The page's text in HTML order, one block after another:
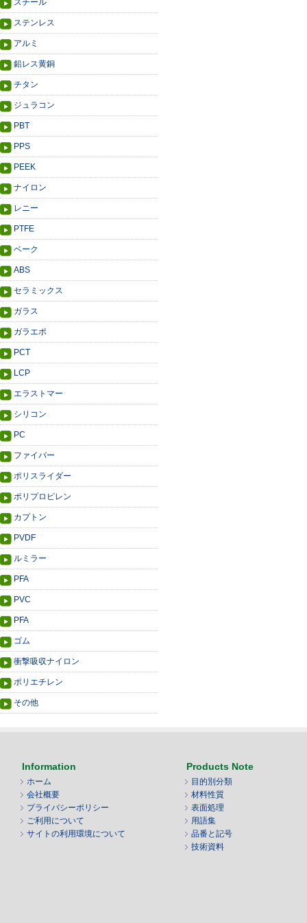
スチール
ステンレス
アルミ
鉛レス黄銅
チタン
ジュラコン
PBT
PPS
PEEK
ナイロン
レニー
PTFE
ベーク
ABS
セラミックス
ガラス
ガラエポ
PCT
LCP
エラストマー
シリコン
PC
ファイバー
ポリスライダー
ポリプロピレン
カプトン
PVDF
ルミラー
PFA
PVC
PFA
ゴム
衝撃吸収ナイロン
ポリエチレン
その他
Information
ホーム
会社概要
プライバシーポリシー
ご利用について
サイトの利用環境について
Products Note
目的別分類
材料性質
表面処理
用語集
品番と記号
技術資料